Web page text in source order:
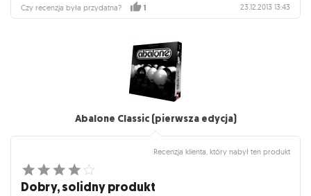
Czy recenzja była przydatna? 1 23.12.2013 13:43
Abalone Classic (pierwsza edycja)
Recenzja klienta, który nabył ten produkt
Dobry, solidny produkt